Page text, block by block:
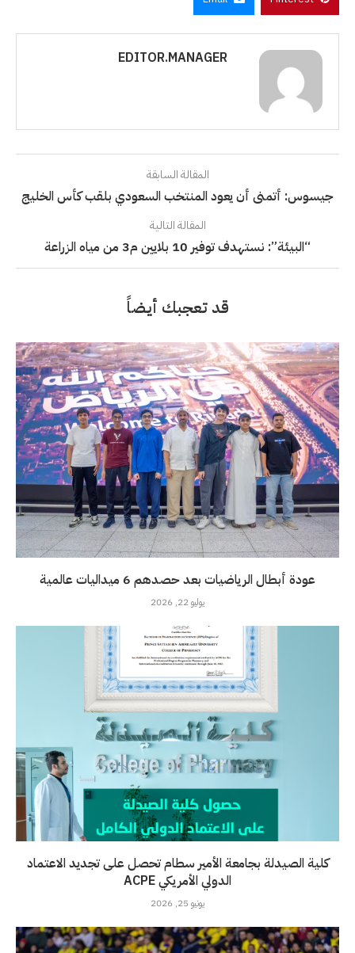
EDITOR.MANAGER
المقالة السابقة
جيسوس: أتمنى أن يعود المنتخب السعودي بلقب كأس الخليج
المقالة التالية
“البيئة”: نستهدف توفير 10 بلايين م3 من مياه الزراعة
قد تعجبك أيضاً
عودة أبطال الرياضيات بعد حصدهم 6 ميداليات عالمية
يوليو 22, 2026
كلية الصيدلة بجامعة الأمير سطام تحصل على تجديد الاعتماد
الدولي الأمريكي ACPE
يونيو 25, 2026